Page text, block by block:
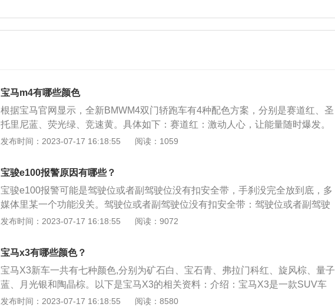
宝马m4有哪些颜色
根据宝马官网显示，全新BMWM4双门轿跑车有4种配色方案，分别是赛道红、圣
托里尼蓝、荧光绿、竞速黄。具体如下：赛道红：激动人心，让能量随时爆发。
热情似火，所到之处汇聚全场目光。圣托里尼蓝：直击灵魂的圣托里尼蓝，在角
带气场，感受锋芒出鞘。竞速黄：自有尊贵态度的竞速黄，夺目降临，让赛道实
力不容小觑。以宝马M42023款M4双门轿跑车雷霆版为例，车身长宽高分别为48
03/1887/1402mm。搭载3.0T510马力L6发动机，最大功率375kW，最大扭矩650
牛米，与之匹配的是一款8挡手自一体变速箱。（数据来源于有驾官网）
发布时间：2023-07-17 16:18:55 阅读：1059
宝骏e100报警原因有哪些？
宝骏e100报警可能是驾驶位或者副驾驶位没有扣安全带，手刹没完全放到底，多
媒体里某一个功能没关。驾驶位或者副驾驶位没有扣安全带：驾驶位或者副驾驶
位没有扣安全带，副驾驶不扣安全带也会滴滴响，扣了就不响;手刹没完全放到
一个功能没关，例如打开了WiFi自动查找，给关，就没声音。
发布时间：2023-07-17 16:18:55 阅读：9072
宝马x3有哪些颜色？
宝马X3新车一共有七种颜色,分别为矿石白、宝石青、弗拉门科红、旋风棕、量子
蓝、月光银和陶晶棕。以下是宝马X3的相关资料：介绍：宝马X3是一款SUV车
型，独具个性，引入了新SUV运动型多功能车的概念，并且装备了宝马的专利xD
发布时间：2023-07-17 16:18:55 阅读：8580